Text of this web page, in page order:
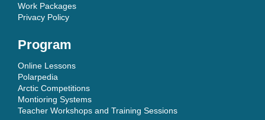
Work Packages
Privacy Policy
Program
Online Lessons
Polarpedia
Arctic Competitions
Montioring Systems
Teacher Workshops and Training Sessions